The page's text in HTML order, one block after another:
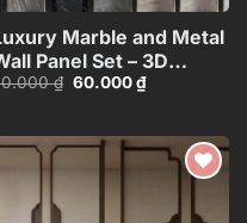
Marble and Metal
Panel Set – 3D
₫ Giá
60.000₫Giá
hiện
60.000 ₫.
wishlist